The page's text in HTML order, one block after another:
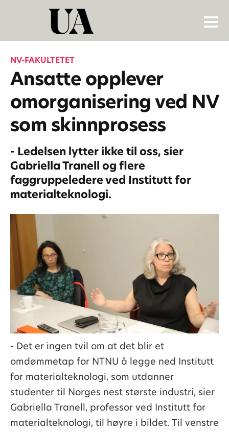
NV-FAKULTETET
Ansatte opplever
omorganisering ved NV
som skinnprosess
- Ledelsen lytter ikke til oss, sier
Gabriella Tranell og flere
faggruppeledere ved Institutt for
materialteknologi.
- Det er ingen tvil om at det blir et
omdømmetap for NTNU å legge ned Institutt
for materialteknologi, som utdanner
studenter til Norges nest største industri, sier
Gabriella Tranell, professor ved Institutt for
materialteknologi, til høyre i bildet. Til venstre